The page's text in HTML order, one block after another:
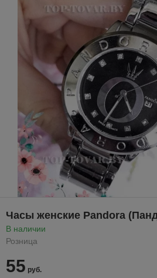
Часы женские Pandora
В наличии
Розница
55 руб.